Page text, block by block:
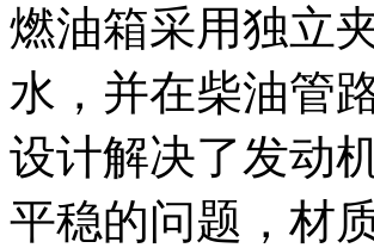
燃油箱采用独立
水，并在柴油管
设计解决了发动
平稳的问题，材